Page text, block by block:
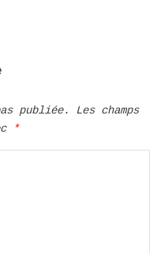
publiée.
Les champs
*